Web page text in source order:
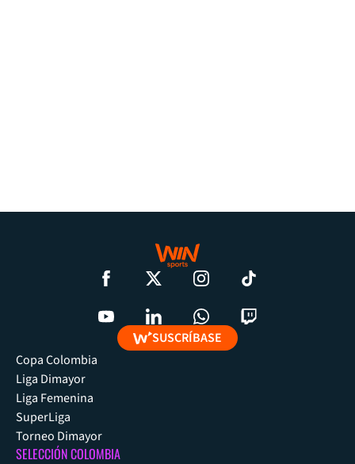
SUSCRÍBASE
Copa Colombia
Liga Dimayor
Liga Femenina
SuperLiga
Torneo Dimayor
SELECCIÓN COLOMBIA